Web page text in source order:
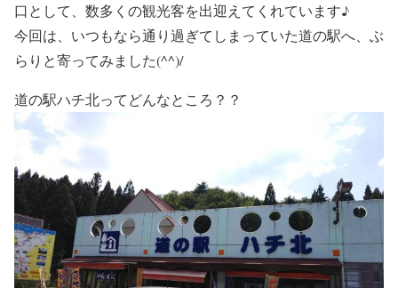
口として、数多くの観光客を出迎えてくれています♪
今回は、いつもなら通り過ぎてしまっていた道の駅へ、ぶ
らりと寄ってみました(^^)/
道の駅ハチ北ってどんなところ？？